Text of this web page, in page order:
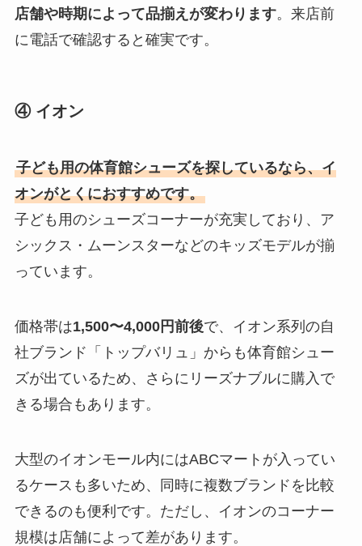
店舗や時期によって品揃えが変わります。来店前
に電話で確認すると確実です。
④ イオン
子ども用の体育館シューズを探しているなら、イ
オンがとくにおすすめです。
子ども用のシューズコーナーが充実しており、ア
シックス・ムーンスターなどのキッズモデルが揃
っています。
価格帯は1,500〜4,000円前後で、イオン系列の自
社ブランド「トップバリュ」からも体育館シュー
ズが出ているため、さらにリーズナブルに購入で
きる場合もあります。
大型のイオンモール内にはABCマートが入ってい
るケースも多いため、同時に複数ブランドを比較
できるのも便利です。ただし、イオンのコーナー
規模は店舗によって差があります。